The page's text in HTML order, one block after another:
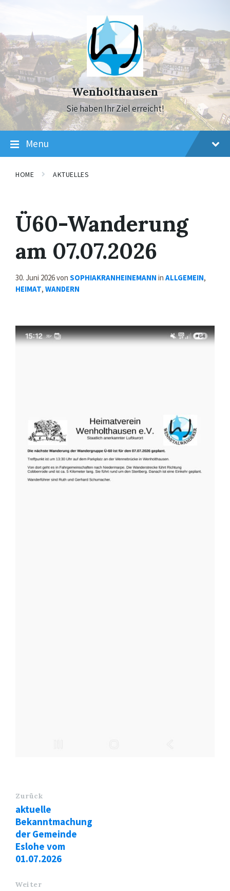
navigation
Wenholthausen
Sie haben Ihr Ziel erreicht!
Menu
HOME AKTUELLES
Ü60-Wanderung
am 07.07.2026
30. Juni 2026von SOPHIAKRANHEINEMANN in ALLGEMEIN,
HEIMAT, WANDERN
Zurück
aktuelle
Bekanntmachung
der Gemeinde
Eslohe vom
01.07.2026
Weiter